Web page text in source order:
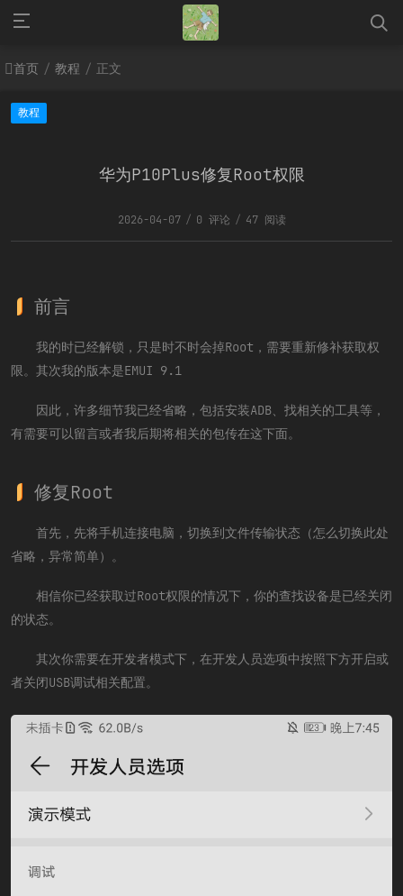
首页 / 教程 / 正文
教程
华为P10Plus修复Root权限
2026-04-07 / 0 评论 / 47 阅读
前言
我的时已经解锁，只是时不时会掉Root，需要重新修补获取权
限。其次我的版本是EMUI 9.1
因此，许多细节我已经省略，包括安装ADB、找相关的工具等，
有需要可以留言或者我后期将相关的包传在这下面。
修复Root
首先，先将手机连接电脑，切换到文件传输状态（怎么切换此处
省略，异常简单）。
相信你已经获取过Root权限的情况下，你的查找设备是已经关闭
的状态。
其次你需要在开发者模式下，在开发人员选项中按照下方开启或
者关闭USB调试相关配置。